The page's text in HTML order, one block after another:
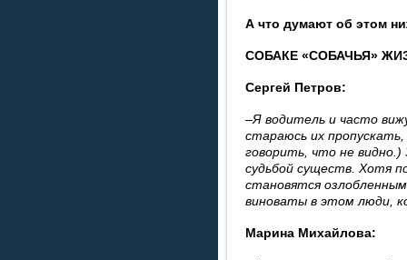
А что думают об этом
СОБАКЕ «СОБАЧЬЯ»
Сергей Петров:
–Я водитель и часто
стараюсь их
говорить, что не
судьбой существ. Хотя
становятся
виноваты в этом люди,
Марина Михайлова: